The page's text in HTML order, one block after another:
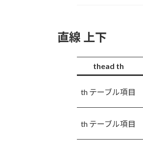
直線 上下
thead th
th テーブル項目
th テーブル項目